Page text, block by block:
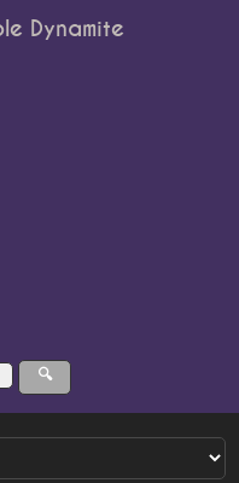
Dynamite